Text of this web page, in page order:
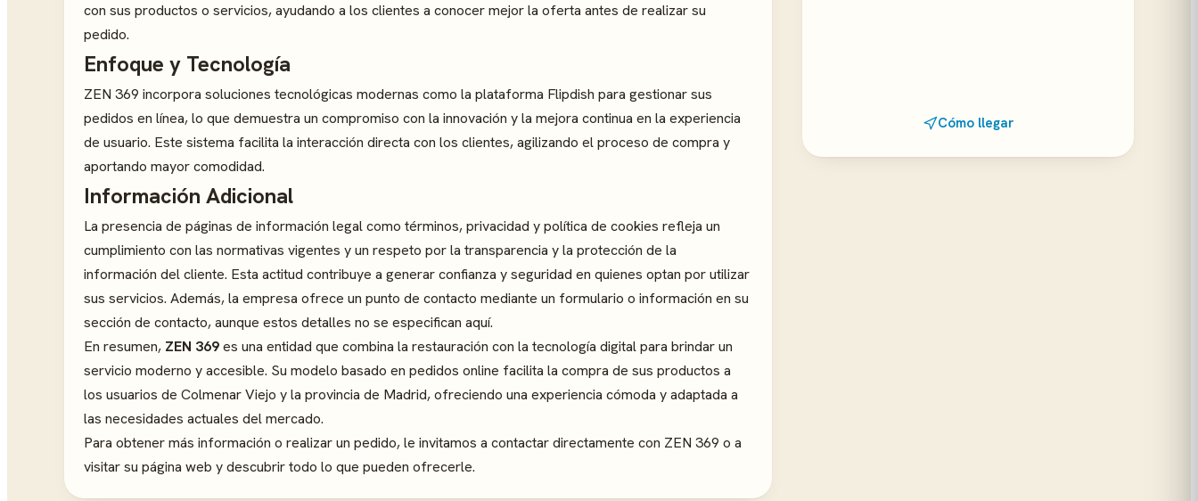
con sus productos o servicios, ayudando a los clientes a conocer mejor la oferta antes de realizar su
pedido.
Enfoque y Tecnología
ZEN 369 incorpora soluciones tecnológicas modernas como la plataforma Flipdish para gestionar sus
pedidos en línea, lo que demuestra un compromiso con la innovación y la mejora continua en la experiencia
de usuario. Este sistema facilita la interacción directa con los clientes, agilizando el proceso de compra y
aportando mayor comodidad.
Información Adicional
La presencia de páginas de información legal como términos, privacidad y política de cookies refleja un
cumplimiento con las normativas vigentes y un respeto por la transparencia y la protección de la
información del cliente. Esta actitud contribuye a generar confianza y seguridad en quienes optan por utilizar
sus servicios. Además, la empresa ofrece un punto de contacto mediante un formulario o información en su
sección de contacto, aunque estos detalles no se especifican aquí.
En resumen, ZEN 369es una entidad que combina la restauración con la tecnología digital para brindar un
servicio moderno y accesible. Su modelo basado en pedidos online facilita la compra de sus productos a
los usuarios de Colmenar Viejo y la provincia de Madrid, ofreciendo una experiencia cómoda y adaptada a
las necesidades actuales del mercado.
Para obtener más información o realizar un pedido, le invitamos a contactar directamente con ZEN 369 o a
visitar su página web y descubrir todo lo que pueden ofrecerle.
Cómo llegar